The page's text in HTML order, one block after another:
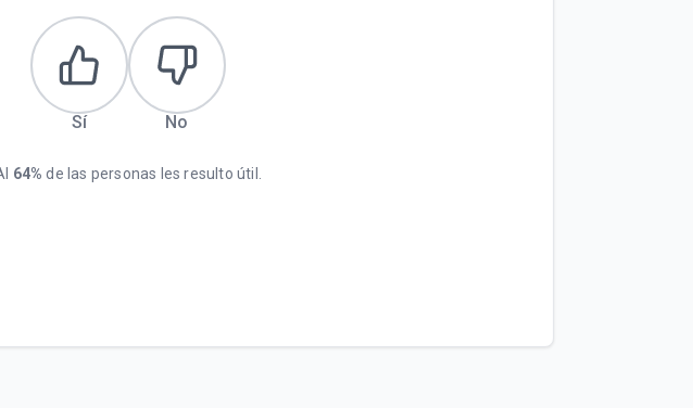
Sí No
64% de las personas les resulto útil.